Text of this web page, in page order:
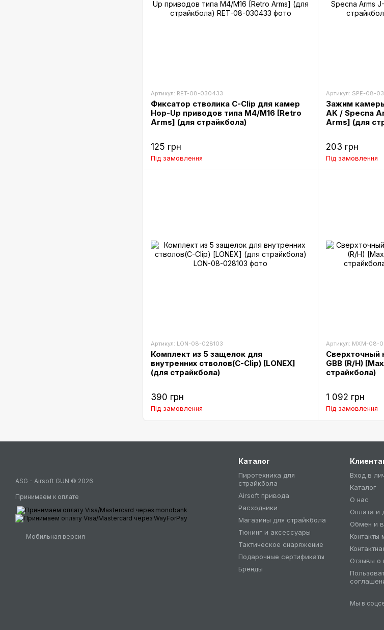
Артикул: RET-08-030433
Фиксатор стволика C-Clip для камер
Hop-Up приводов типа M4/M16 [Retro
Arms] (для страйкбола)
125 грн
Під замовлення
Артикул: SPE-08-
Зажим
AK / Specna
Arms] (для
203 грн
Під замовлення
Артикул: LON-08-028103
Комплект из 5 защелок для
внутренних стволов(C-Clip) [LONEX]
(для страйкбола)
390 грн
Під замовлення
Артикул: MXM-08-
Сверхточный
GBB (R/H)
страйкбола)
1 092 грн
Під замовлення
ASG - Airsoft GUN © 2026
Принимаем к оплате
Мобильная версия
Каталог
Пиротехника для
страйкбола
Airsoft привода
Расходники
Магазины для страйкбола
Тюнинг и аксессуары
Тактическое снаряжение
Подарочные сертификаты
Бренды
Вход в
Каталог
О нас
Оплата и
Обмен и
Контакты
Отзывы о
Мы в